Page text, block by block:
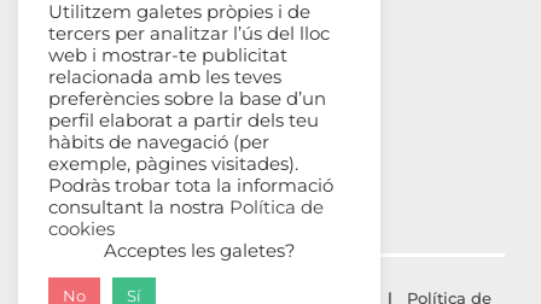
Contacte
Carrer Avinyó, 44 2n
08002 Barcelona
93 302 61 03
esplac@esplac.cat
© ESPLAC Copyright | Política de
Utilitzem galetes pròpies i de
tercers per analitzar l’ús del lloc
web i mostrar-te publicitat
relacionada amb les teves
preferències sobre la base d’un
perfil elaborat a partir dels teu
hàbits de navegació (per
exemple, pàgines visitades).
Podràs trobar tota la informació
consultant la nostra Política de
cookies
Acceptes les galetes?
No Sí